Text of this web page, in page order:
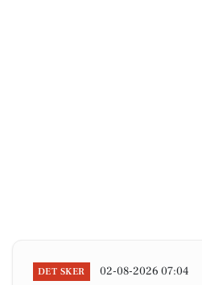
DET SKER 02-08-2026 07:04